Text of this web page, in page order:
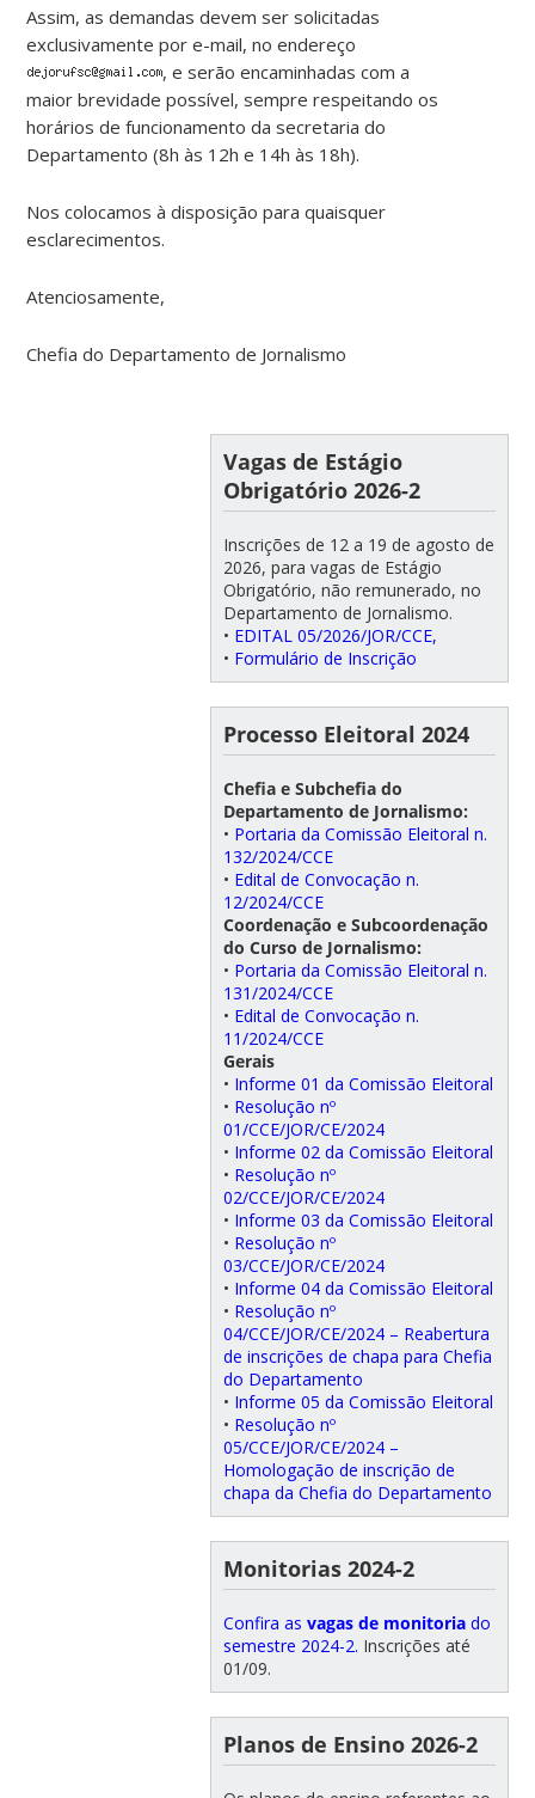
Assim, as demandas devem ser solicitadas
exclusivamente por e-mail, no endereço
, e serão encaminhadas com a
maior brevidade possível, sempre respeitando os
horários de funcionamento da secretaria do
Departamento (8h às 12h e 14h às 18h).
Nos colocamos à disposição para quaisquer
esclarecimentos.
Atenciosamente,
Chefia do Departamento de Jornalismo
Vagas de Estágio
Obrigatório 2026-2
Inscrições de 12 a 19 de agosto de
2026, para vagas de Estágio
Obrigatório, não remunerado, no
Departamento de Jornalismo.
• EDITAL 05/2026/JOR/CCE,
• Formulário de Inscrição
Processo Eleitoral 2024
Chefia e Subchefia do
Departamento de Jornalismo:
• Portaria da Comissão Eleitoral n.
132/2024/CCE
• Edital de Convocação n.
12/2024/CCE
Coordenação e Subcoordenação
do Curso de Jornalismo:
• Portaria da Comissão Eleitoral n.
131/2024/CCE
• Edital de Convocação n.
11/2024/CCE
Gerais
• Informe 01 da Comissão Eleitoral
• Resolução nº
01/CCE/JOR/CE/2024
• Informe 02 da Comissão Eleitoral
• Resolução nº
02/CCE/JOR/CE/2024
• Informe 03 da Comissão Eleitoral
• Resolução nº
03/CCE/JOR/CE/2024
• Informe 04 da Comissão Eleitoral
• Resolução nº
04/CCE/JOR/CE/2024 – Reabertura
de inscrições de chapa para Chefia
do Departamento
• Informe 05 da Comissão Eleitoral
• Resolução nº
05/CCE/JOR/CE/2024 –
Homologação de inscrição de
chapa da Chefia do Departamento
Monitorias 2024-2
Confira as vagas de monitoriado
semestre 2024-2. Inscrições até
01/09.
Planos de Ensino 2026-2